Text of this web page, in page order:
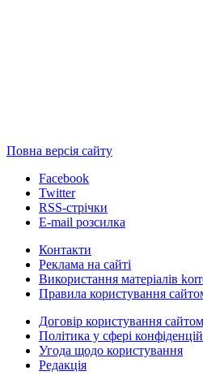
Повна версія сайту
Facebook
Twitter
RSS-стрічки
E-mail розсилка
Контакти
Реклама на сайті
Використання матеріалів
Правила користування
Договір користування сайтом
Політика у сфері
Угода щодо користування
Редакція